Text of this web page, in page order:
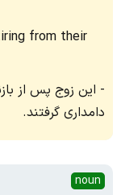
from their
این زوج پس از
دامداری گرفتند.
noun